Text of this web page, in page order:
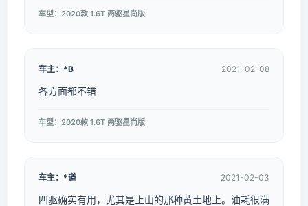
车型：2020款 1.6T 两驱星尚版
车主：*B 2021-02-08
各方面都不错
车型：2020款 1.6T 两驱星尚版
车主：*道 2021-02-03
四驱确实有用，尤其是上山的那种黄土地上。油耗很满